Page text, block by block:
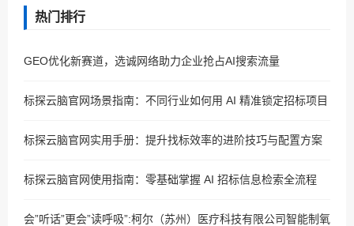
热门排行
GEO优化新赛道，选诚网络助力企业抢占AI搜索流量
标探云脑官网场景指南：不同行业如何用 AI 精准锁定招标项目
标探云脑官网实用手册：提升找标效率的进阶技巧与配置方案
标探云脑官网使用指南：零基础掌握 AI 招标信息检索全流程
会”听话”更会”读呼吸”:柯尔（苏州）医疗科技有限公司智能制氧